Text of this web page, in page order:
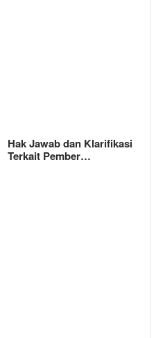
Hak Jawab dan Klarifikasi
Terkait Pember…